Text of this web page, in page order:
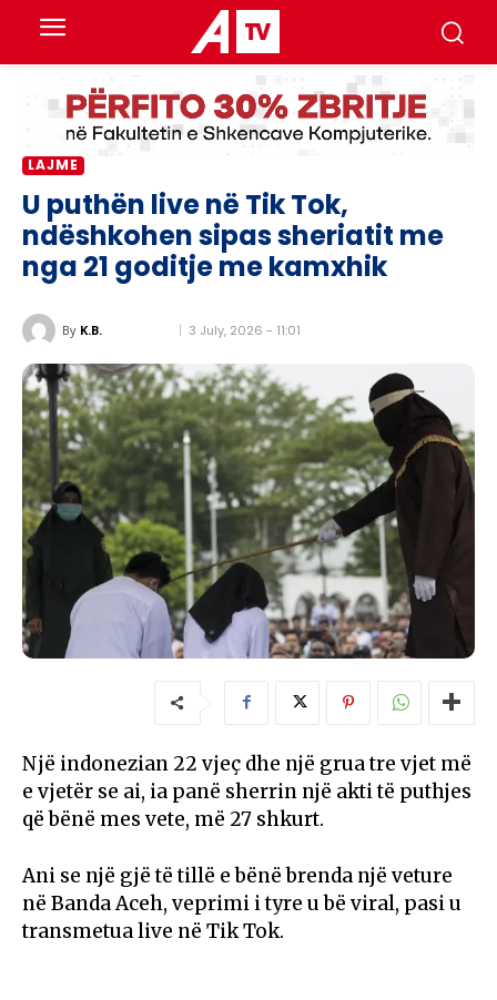
LAJME
U puthën live në Tik Tok,
ndëshkohen sipas sheriatit me
nga 21 goditje me kamxhik
By K.B. 3 July, 2026 - 11:01
Një indonezian 22 vjeç dhe një grua tre vjet më
e vjetër se ai, ia panë sherrin një akti të puthjes
që bënë mes vete, më 27 shkurt.
Ani se një gjë të tillë e bënë brenda një veture
në Banda Aceh, veprimi i tyre u bë viral, pasi u
transmetua live në Tik Tok.